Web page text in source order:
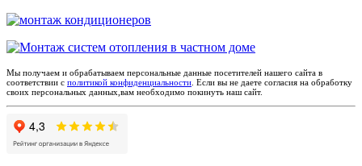
Мы получаем и обрабатываем персональные данные посетителей нашего сайта в
соответствии с политикой конфиденциальности . Если вы не даете согласия на обработку
своих персональных данных,вам необходимо покинуть наш сайт.